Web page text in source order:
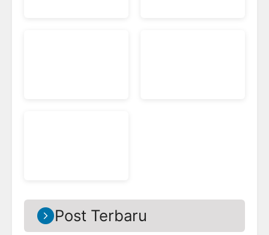
Post Terbaru